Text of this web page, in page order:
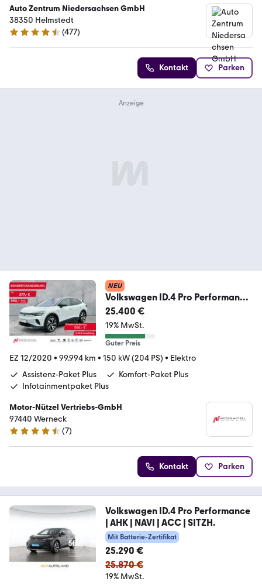
Auto Zentrum Niedersachsen GmbH
38350 Helmstedt
4.5 Sterne
(477)
Kontakt Parken
NEU
Volkswagen ID.4 Pro Performance
150KW
PANO+AHK+ACC+WäPu+HUD
25.400 €
19% MwSt.
Guter Preis
EZ 12/2020 • 99.994 km • 150 kW (204 PS) • Elektro
Assistenz-Paket Plus
Komfort-Paket Plus
Infotainmentpaket Plus
Motor-Nützel Vertriebs-GmbH
97440 Werneck
4.7 Sterne
(7)
Kontakt Parken
Volkswagen ID.4 Pro Performance
| AHK | NAVI | ACC | SITZH.
Mit Batterie-Zertifikat
25.290 €
25.870 €
19% MwSt.